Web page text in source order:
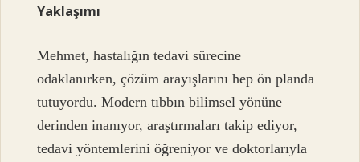
Yaklaşımı
Mehmet, hastalığın tedavi sürecine
odaklanırken, çözüm arayışlarını hep ön planda
tutuyordu. Modern tıbbın bilimsel yönüne
derinden inanıyor, araştırmaları takip ediyor,
tedavi yöntemlerini öğreniyor ve doktorlarıyla